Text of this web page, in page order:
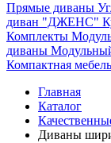
Прямые диваны
диван "ДЖЕНС"
Комплекты
диваны
Компактная мебель
Главная
Каталог
Диваны